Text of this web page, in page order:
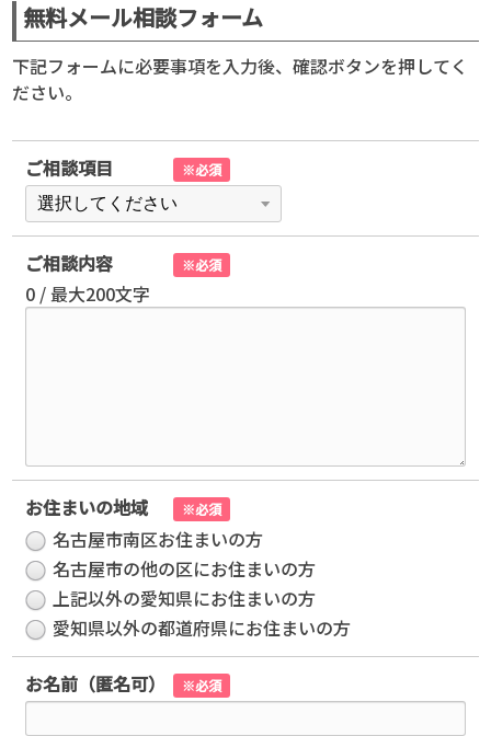
無料メール相談フォーム
下記フォームに必要事項を入力後、確認ボタンを押してく
ださい。
ご相談項目 ※必須
ご相談内容 ※必須
0 /最大200文字
お住まいの地域 ※必須
名古屋市南区お住まいの方
名古屋市の他の区にお住まいの方
上記以外の愛知県にお住まいの方
愛知県以外の都道府県にお住まいの方
お名前（匿名可） ※必須